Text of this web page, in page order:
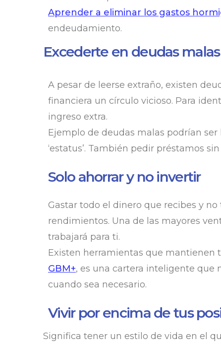
Aprender a eliminar los gastos
endeudamiento.
Excederte en deudas malas
A pesar de leerse extraño, existen
financiera un círculo vicioso. Para
ingreso extra.
Ejemplo de deudas malas podrían
‘estatus’. También pedir préstamos
Solo ahorrar y no invertir
Gastar todo el dinero que recibes y
rendimientos. Una de las mayores
trabajará para ti.
Existen herramientas que mantienen
GBM+, es una cartera inteligente que
cuando sea necesario.
Vivir por encima de tus
Significa tener un estilo de vida en el